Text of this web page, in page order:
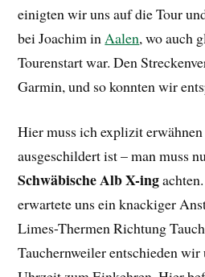
einigten wir uns auf die Tour
bei Joachim in Aalen, wo auch
Tourenstart war. Den
Garmin, und so konnten wir
Hier muss ich explizit
ausgeschildert ist – man muss
Schwäbische Alb X-ing
erwartete uns ein knackiger
Limes-Thermen Richtung
Tauchernweiler entschieden